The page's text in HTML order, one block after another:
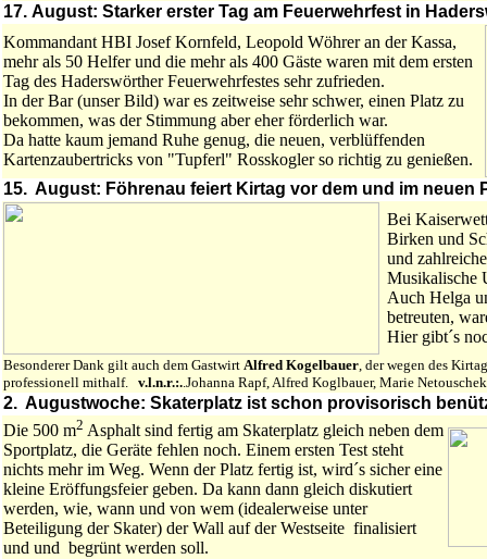
17. August: Starker erster Tag am Feuerwehrfest in
Kommandant HBI Josef Kornfeld, Leopold Wöhrer an der Kassa,
mehr als 50 Helfer und die mehr als 400 Gäste waren mit dem ersten
Tag des Haderswörther Feuerwehrfestes sehr zufrieden.
In der Bar (unser Bild) war es zeitweise sehr schwer, einen Platz zu
bekommen, was der Stimmung aber eher förderlich war.
Da hatte kaum jemand Ruhe genug, die neuen, verblüffenden
Kartenzaubertricks von "Tupferl" Rosskogler so richtig zu genießen.
15. August: Föhrenau feiert Kirtag vor dem und im neuen
Bei
Birken und
und
Musikalische
Auch Helga
betreuten,
Hier gibt´s
Besonderer Dank gilt auch dem Gastwirt Alfred Kogelbauer, der wegen des
professionell mithalf. v.l.n.r.:..Johanna Rapf, Alfred Koglbauer, Marie
2. Augustwoche: Skaterplatz ist schon provisorisch
Die 500 m2 Asphalt sind fertig am Skaterplatz gleich neben dem
Sportplatz, die Geräte fehlen noch. Einem ersten Test steht
nichts mehr im Weg. Wenn der Platz fertig ist, wird´s sicher eine
kleine Eröffungsfeier geben. Da kann dann gleich diskutiert
werden, wie, wann und von wem (idealerweise unter
Beteiligung der Skater) der Wall auf der Westseite finalisiert
und und begrünt werden soll.